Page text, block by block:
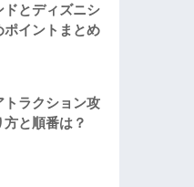
ドとディズニシ
ポイントまとめ
トラクション攻
と順番は？